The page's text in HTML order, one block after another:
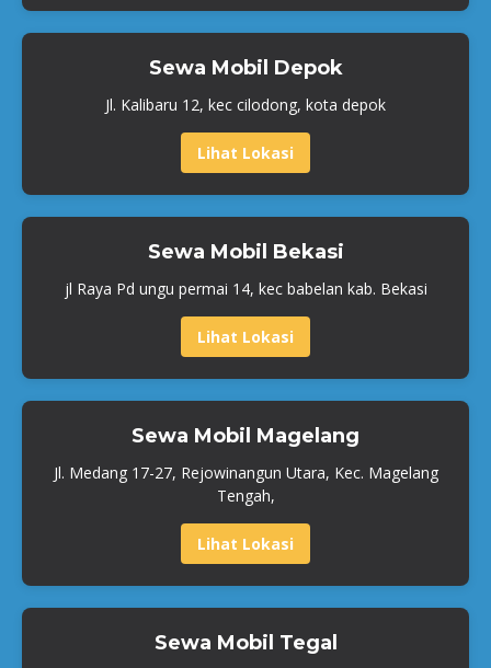
Sewa Mobil Depok
Jl. Kalibaru 12, kec cilodong, kota depok
Lihat Lokasi
Sewa Mobil Bekasi
jl Raya Pd ungu permai 14, kec babelan kab. Bekasi
Lihat Lokasi
Sewa Mobil Magelang
Jl. Medang 17-27, Rejowinangun Utara, Kec. Magelang
Tengah,
Lihat Lokasi
Sewa Mobil Tegal